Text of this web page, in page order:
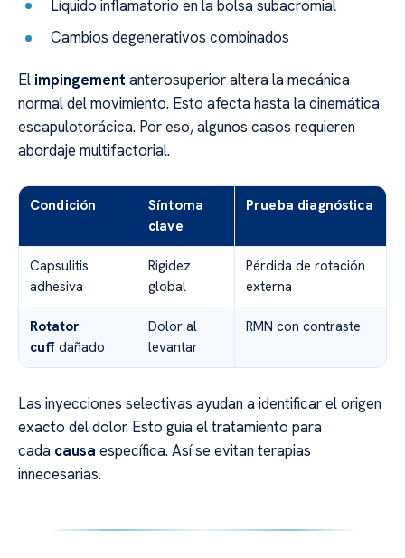
Líquido inflamatorio en la bolsa subacromial
Cambios degenerativos combinados
El impingement anterosuperior altera la mecánica
normal del movimiento. Esto afecta hasta la cinemática
escapulotorácica. Por eso, algunos casos requieren
abordaje multifactorial.
Condición
Síntoma
clave
Prueba diagnóstica
Capsulitis
adhesiva
Rigidez
global
Pérdida de rotación
externa
Rotator
cuff dañado
Dolor al
levantar
RMN con contraste
Las inyecciones selectivas ayudan a identificar el origen
exacto del dolor. Esto guía el tratamiento para
cada causa específica. Así se evitan terapias
innecesarias.